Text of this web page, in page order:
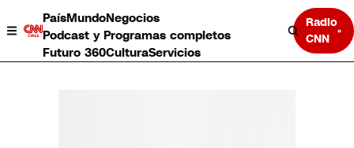
PaísMundoNegocios
Podcast y Programas completos
Futuro 360CulturaServicios
Radio
CNN